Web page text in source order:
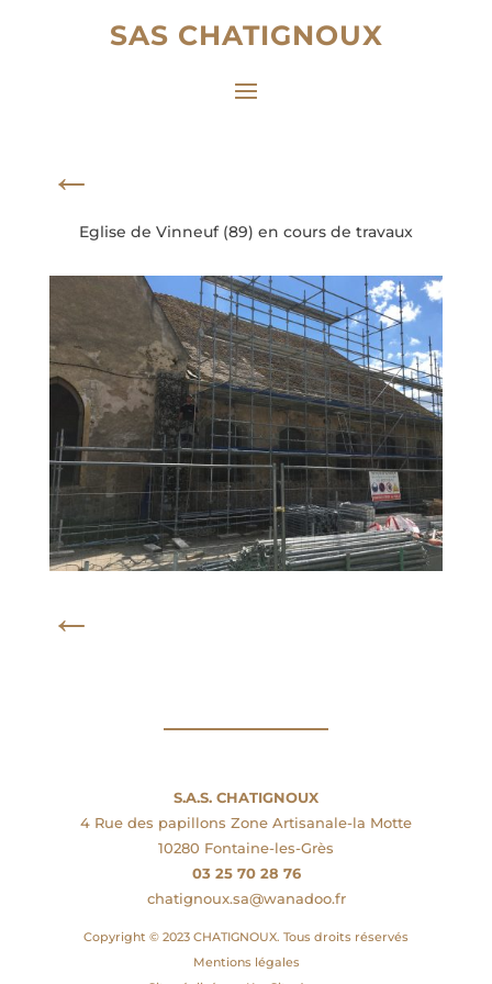
SAS CHATIGNOUX
←
Eglise de Vinneuf (89) en cours de travaux
←
S.A.S. CHATIGNOUX
4 Rue des papillons Zone Artisanale-la Motte
10280 Fontaine-les-Grès
03 25 70 28 76
chatignoux.sa@wanadoo.fr
Copyright © 2023 CHATIGNOUX. Tous droits réservés
Mentions légales